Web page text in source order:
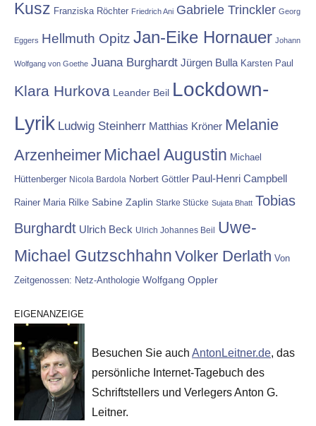
Kusz Franziska Röchter Friedrich Ani Gabriele Trinckler Georg
Eggers Hellmuth Opitz Jan-Eike Hornauer Johann
Wolfgang von Goethe Juana Burghardt Jürgen Bulla Karsten Paul
Klara Hurkova Leander Beil Lockdown-
Lyrik Ludwig Steinherr Matthias Kröner Melanie
Arzenheimer Michael Augustin Michael
Hüttenberger Nicola Bardola Norbert Göttler Paul-Henri Campbell
Rainer Maria Rilke Sabine Zaplin Starke Stücke Sujata Bhatt Tobias
Burghardt Ulrich Beck Ulrich Johannes Beil
Uwe-
Michael Gutzschhahn Volker Derlath Von
Zeitgenossen: Netz-Anthologie Wolfgang Oppler
EIGENANZEIGE
Besuchen Sie auch AntonLeitner.de, das
persönliche Internet-Tagebuch des
Schriftstellers und Verlegers Anton G.
Leitner.